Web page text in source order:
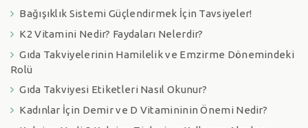
Bağışıklık Sistemi Güçlendirmek İçin Tavsiyeler!
K2 Vitamini Nedir? Faydaları Nelerdir?
Gıda Takviyelerinin Hamilelik ve Emzirme Dönemindeki
Rolü
Gıda Takviyesi Etiketleri Nasıl Okunur?
Kadınlar İçin Demir ve D Vitamininin Önemi Nedir?